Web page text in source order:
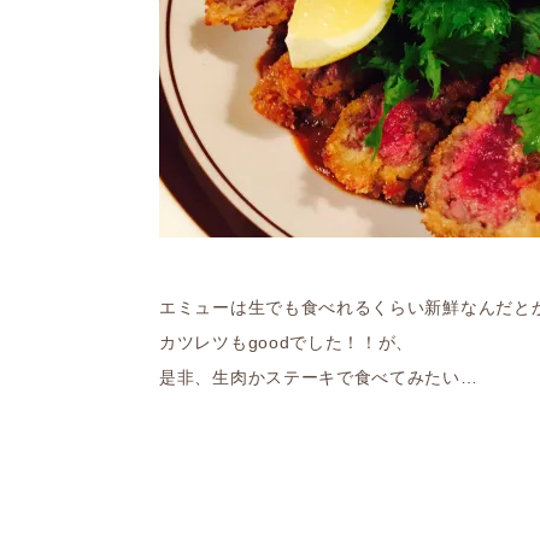
エミューは生でも食べれるくらい新鮮なんだと
カツレツもgoodでした！！が、
是非、生肉かステーキで食べてみたい…